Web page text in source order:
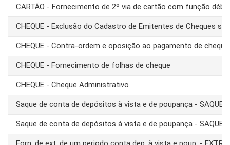
CARTÃO - Fornecimento de 2º via de cartão com função
CHEQUE - Exclusão do Cadastro de Emitentes de Cheques
CHEQUE - Contra-ordem e oposição ao pagamento de cheque
CHEQUE - Fornecimento de folhas de cheque
CHEQUE - Cheque Administrativo
Saque de conta de depósitos à vista e de poupança - SAQUE
Saque de conta de depósitos à vista e de poupança - SAQUE